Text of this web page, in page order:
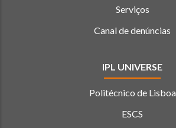
Serviços
Canal de denúncias
IPL UNIVERSE
Politécnico de Lisboa
ESCS